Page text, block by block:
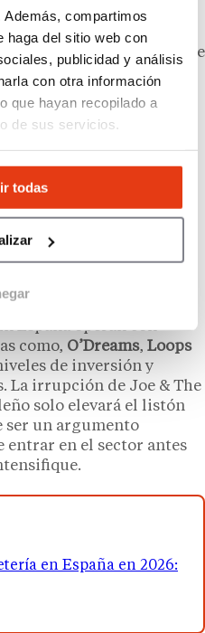
compartimos
haga del sitio web con
publicidad y análisis
con otra información
que hayan recopilado a
de sus servicios.
todas
a España no abre
inversores
exclusivamente mediante
muy
con experiencia
como es el caso de
es estratégica: la
la música hasta la
del producto como
barra. Ceder ese control
un riesgo para la
en elsegmento de
que sí abren su
España operan con
como, O’Dreams, Loops
de inversión y
La irrupción de Joe & The
solo elevará el listón
ser un argumento
entrar en el sector antes
en España en 2026: